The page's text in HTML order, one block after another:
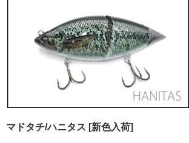
マドタチ/ハニタス [新色入荷]